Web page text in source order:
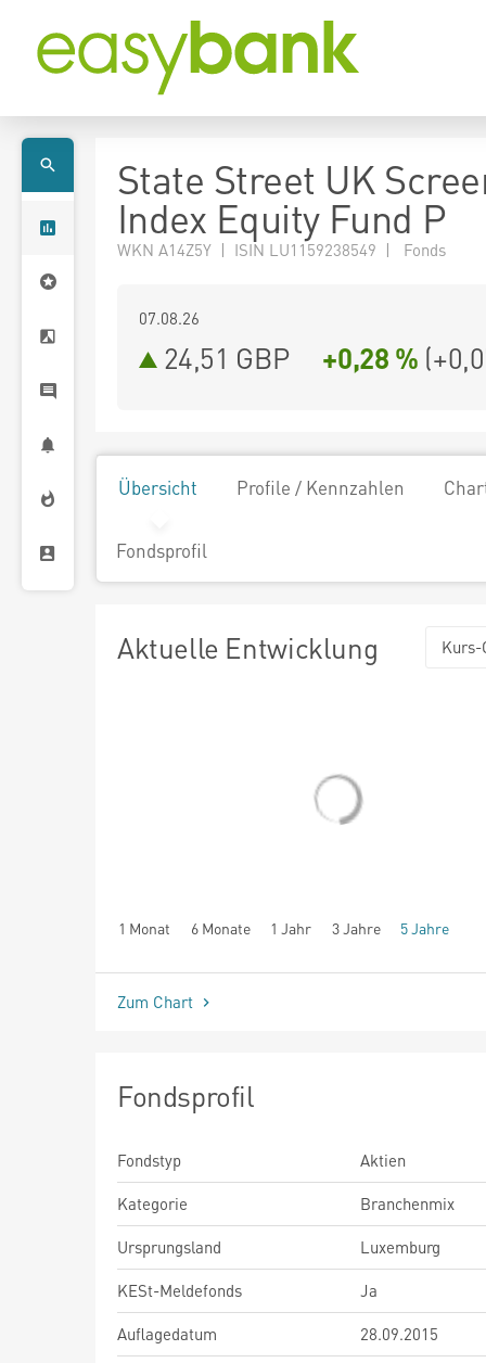
State Street UK
Index Equity Fund P
WKN A14Z5Y | ISIN LU1159238549 | Fonds
07.08.26
24,51 GBP +0,28 % (
Übersicht Profile / Kennzahlen
Fondsprofil
Aktuelle Entwicklung Kurs-
1 Monat 6 Monate 1 Jahr 3 Jahre 5 Jahre
seit Beginn
Zum Chart
Fondsprofil
Fondstyp
Aktien
Kategorie
Branchenmix
Ursprungsland
Luxemburg
KESt-Meldefonds
Ja
Auflagedatum
28.09.2015